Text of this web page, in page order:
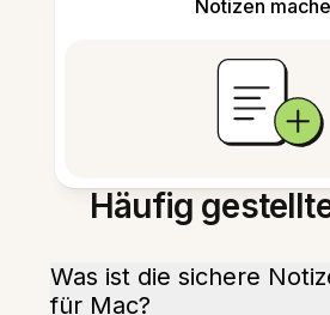
Notizen
Häufig
Was ist die sichere
für Mac?